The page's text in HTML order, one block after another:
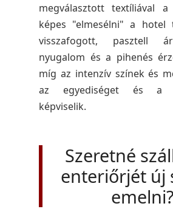
megválasztott textíliával a
képes "elmesélni" a hotel
visszafogott, pasztell
nyugalom és a pihenés
míg az intenzív színek és
az egyediséget és a
képviselik.
Szeretné
enteriőrjét új
emelni?